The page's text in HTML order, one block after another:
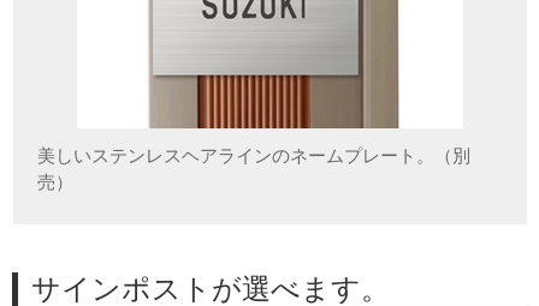
美しいステンレスヘアラインのネームプレート。（別
売）
サインポストが選べます。